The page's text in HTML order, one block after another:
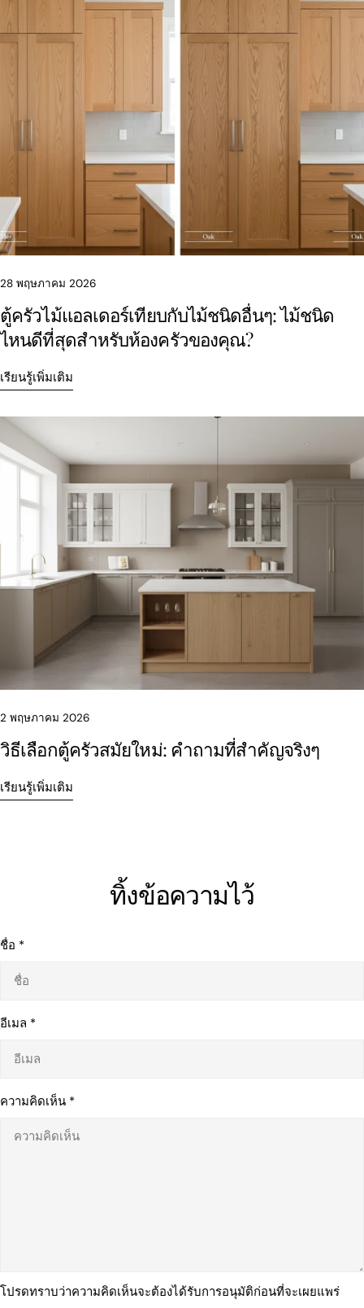
แบ่งปันบทความนี้
สำเนา
ปัก
หมุด
Pinterest
28 พฤษภาคม 2026
ตู้ครัวไม้แอลเดอร์เทียบกับไม้ชนิดอื่นๆ: ไม้ชนิด
ไหนดีที่สุดสำหรับห้องครัวของคุณ?
เรียนรู้เพิ่มเติม
2 พฤษภาคม 2026
วิธีเลือกตู้ครัวสมัยใหม่: คำถามที่สำคัญจริงๆ
เรียนรู้เพิ่มเติม
ทิ้งข้อความไว้
ชื่อ *
อีเมล *
ความคิดเห็น *
โปรดทราบว่าความคิดเห็นจะต้องได้รับการอนุมัติก่อนที่จะเผยแพร่